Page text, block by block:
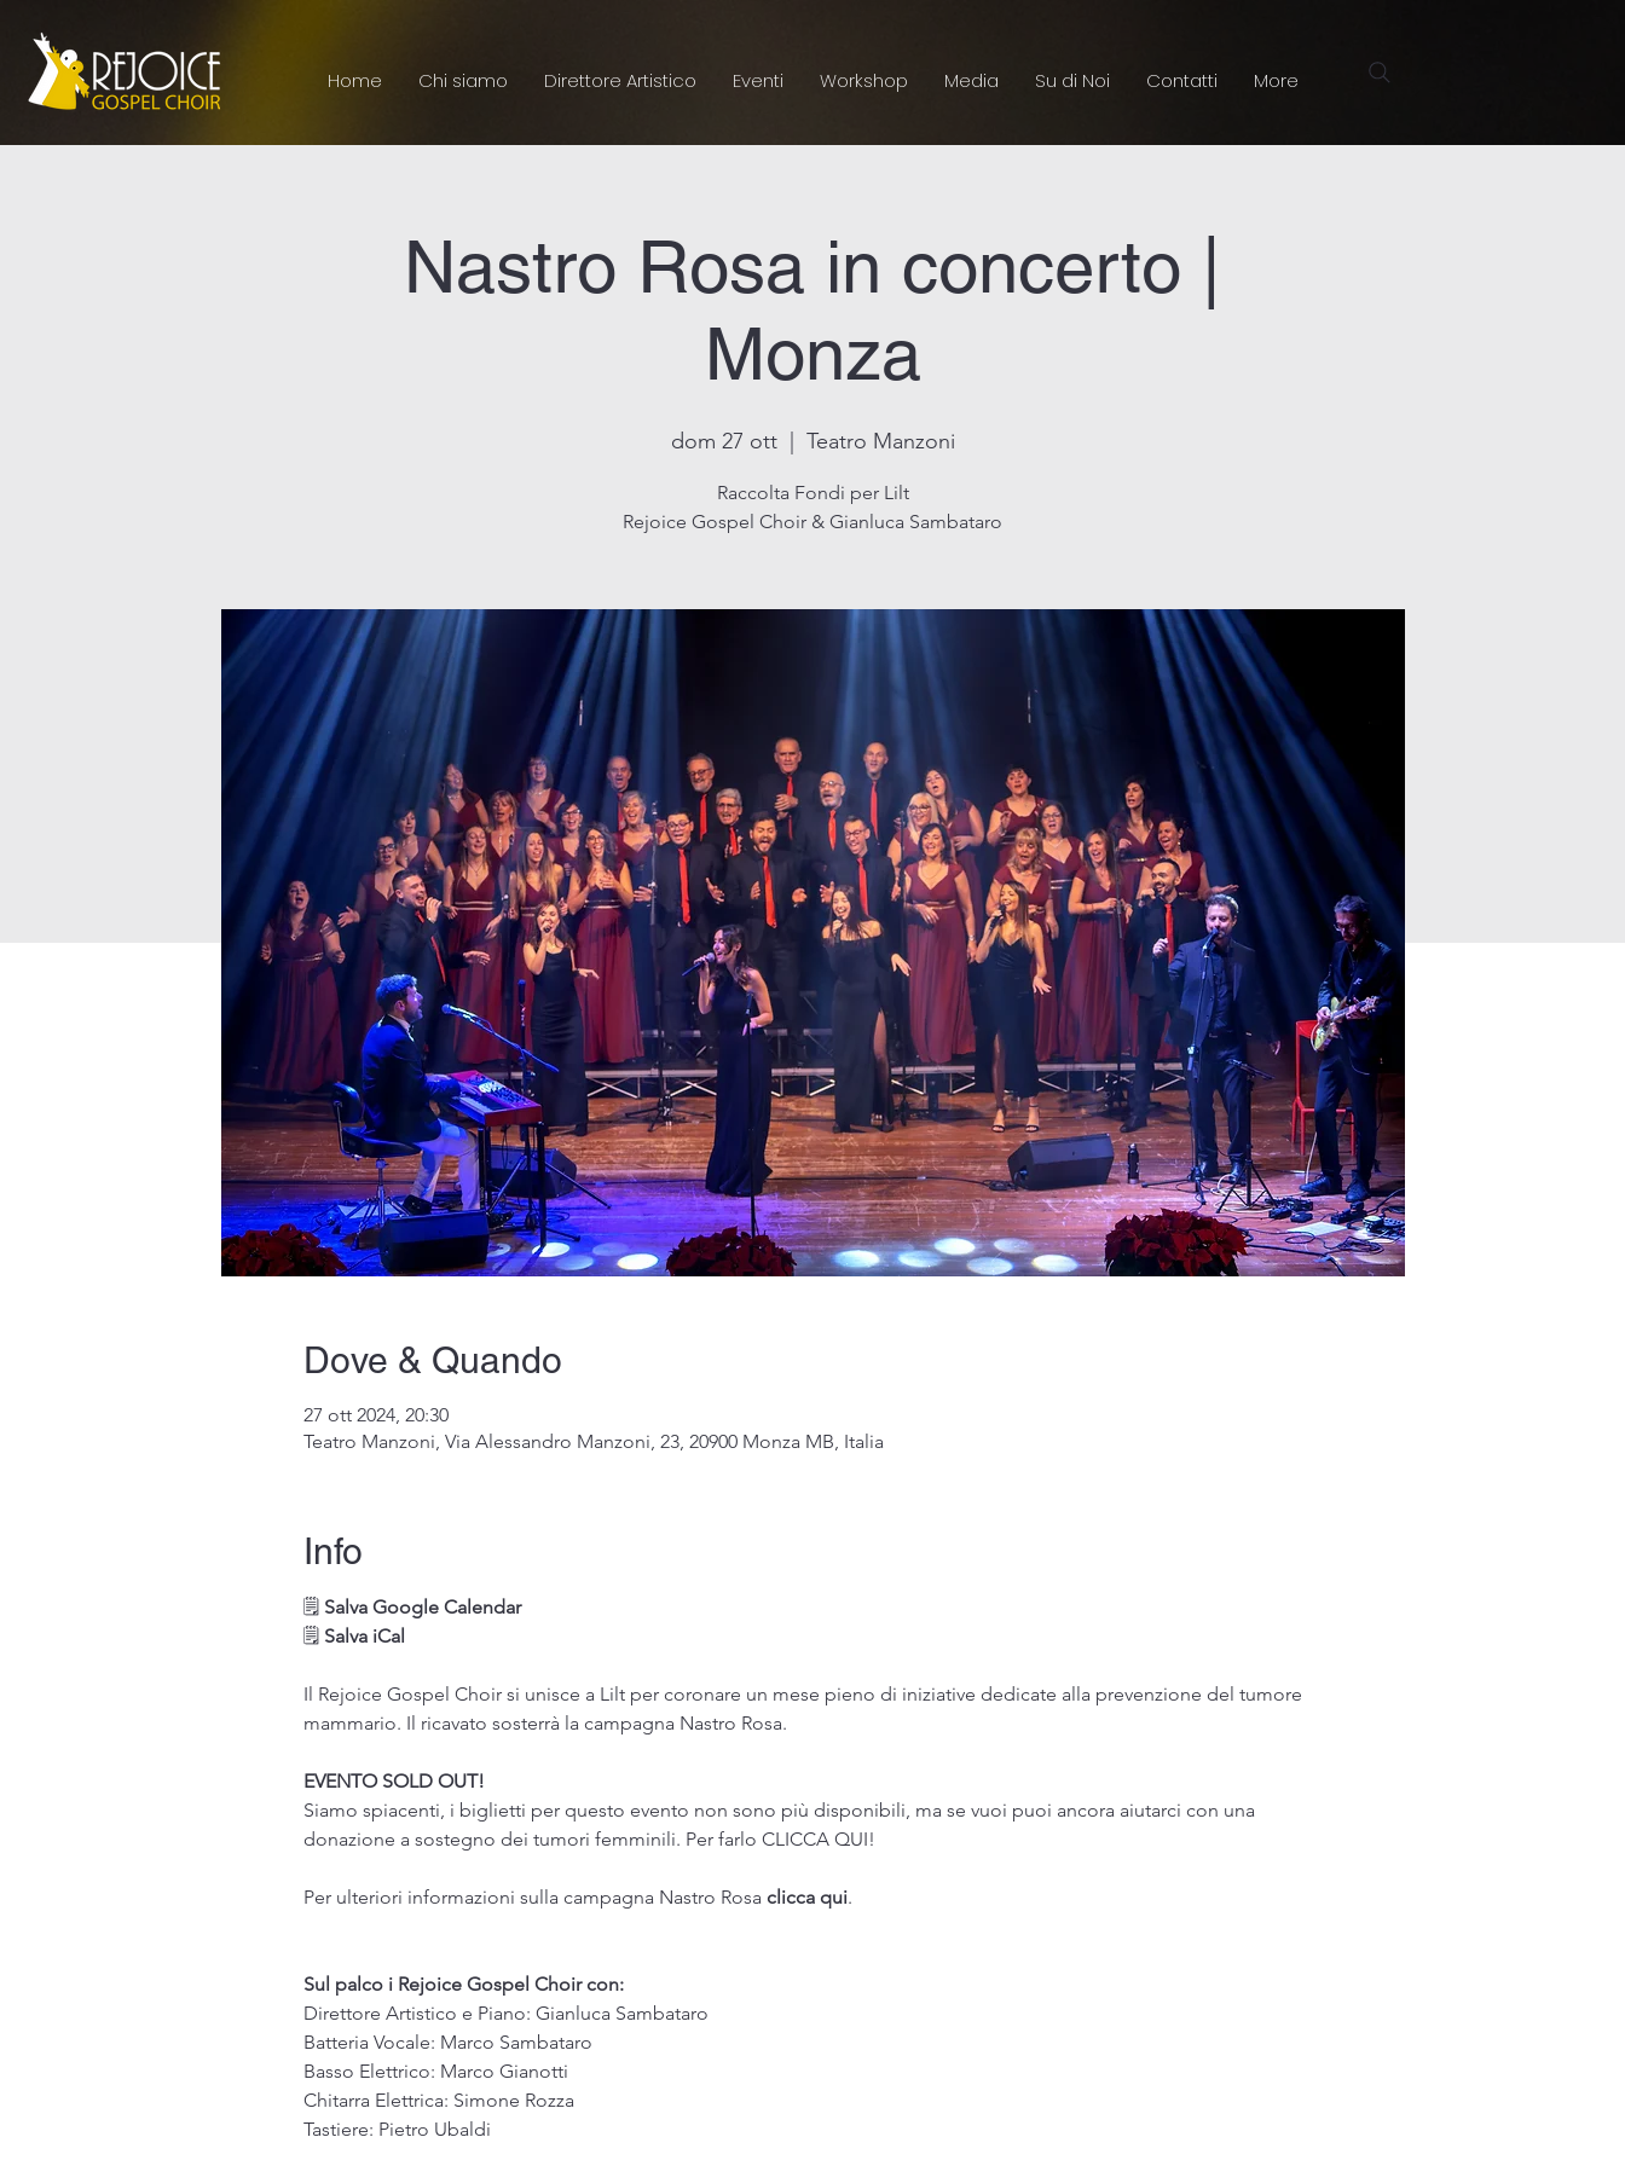
Home Chi siamo Direttore Artistico Eventi Workshop Media Su di Noi Contatti More
Nastro Rosa in concerto |
Monza
dom 27 ott
  |
Teatro Manzoni
Raccolta Fondi per Lilt
Rejoice Gospel Choir & Gianluca Sambataro
Dove & Quando
27 ott 2024, 20:30
Teatro Manzoni, Via Alessandro Manzoni, 23, 20900 Monza MB, Italia
Info
🗒 Salva Google Calendar
🗒 Salva iCal
Il Rejoice Gospel Choir si unisce a Lilt per coronare un mese pieno di iniziative dedicate alla prevenzione del tumore
mammario. Il ricavato sosterrà la campagna Nastro Rosa.
EVENTO SOLD OUT!
Siamo spiacenti, i biglietti per questo evento non sono più disponibili, ma se vuoi puoi ancora aiutarci con una
donazione a sostegno dei tumori femminili. Per farlo CLICCA QUI!
Per ulteriori informazioni sulla campagna Nastro Rosa clicca qui.
Sul palco i Rejoice Gospel Choir con:
Direttore Artistico e Piano: Gianluca Sambataro
Batteria Vocale: Marco Sambataro
Basso Elettrico: Marco Gianotti
Chitarra Elettrica: Simone Rozza
Tastiere: Pietro Ubaldi